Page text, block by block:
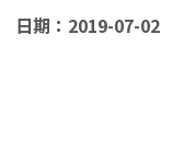
日期：2019-07-02